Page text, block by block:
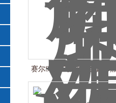
赛尔S100扫描仪32线真彩